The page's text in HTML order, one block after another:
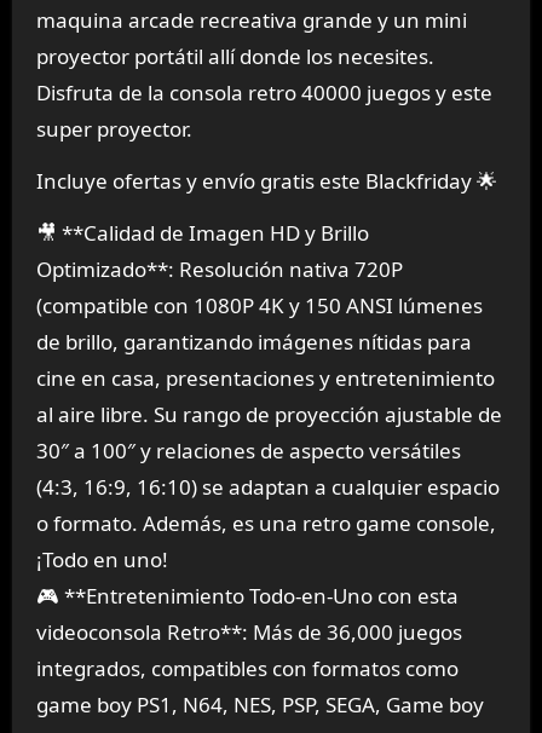
maquina arcade recreativa grande y un mini
proyector portátil allí donde los necesites.
Disfruta de la consola retro 40000 juegos y este
super proyector.
Incluye ofertas y envío gratis este Blackfriday 🌟
🎥 **Calidad de Imagen HD y Brillo
Optimizado**: Resolución nativa 720P
(compatible con 1080P 4K y 150 ANSI lúmenes
de brillo, garantizando imágenes nítidas para
cine en casa, presentaciones y entretenimiento
al aire libre. Su rango de proyección ajustable de
30″ a 100″ y relaciones de aspecto versátiles
(4:3, 16:9, 16:10) se adaptan a cualquier espacio
o formato. Además, es una retro game console,
¡Todo en uno!
🎮 **Entretenimiento Todo-en-Uno con esta
videoconsola Retro**: Más de 36,000 juegos
integrados, compatibles con formatos como
game boy PS1, N64, NES, PSP, SEGA, Game boy